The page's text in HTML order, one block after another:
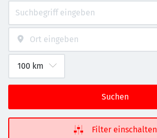
Suchen
Filter einschalten